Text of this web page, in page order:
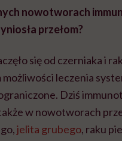
nowotworach
przełom?
się od czerniaka i
możliwości leczenia
Dziś
w nowotworach
jelita grubego, raku